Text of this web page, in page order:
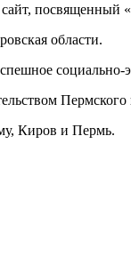
области.
социально-
Киров и Пермь.